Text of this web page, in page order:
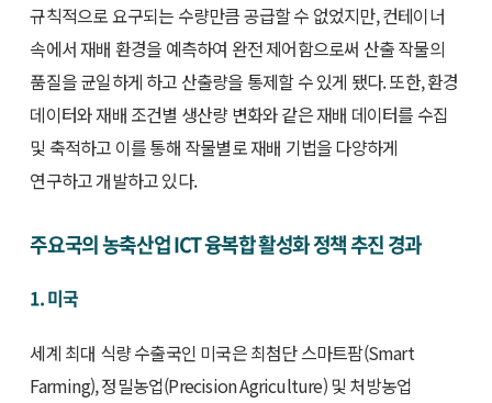
규칙적으로 요구되는 수량만큼 공급할 수 없었지만, 컨테이너
속에서 재배 환경을 예측하여 완전 제어함으로써 산출 작물의
품질을 균일하게 하고 산출량을 통제할 수 있게 됐다. 또한, 환경
데이터와 재배 조건별 생산량 변화와 같은 재배 데이터를 수집
및 축적하고 이를 통해 작물별로 재배 기법을 다양하게
연구하고 개발하고 있다.
주요국의 농축산업 ICT 융복합 활성화 정책 추진 경과
1. 미국
세계 최대 식량 수출국인 미국은 최첨단 스마트팜(Smart
Farming), 정밀농업(Precision Agriculture) 및 처방농업